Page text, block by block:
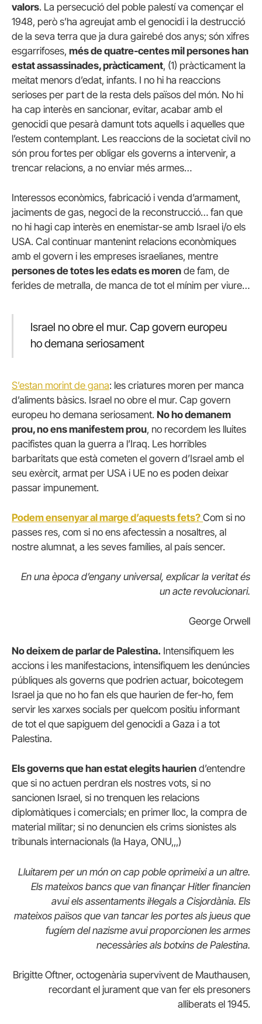
valors. La persecució del poble palestí va començar el
1948, però s’ha agreujat amb el genocidi i la destrucció
de la seva terra que ja dura gairebé dos anys; són xifres
esgarrifoses, més de quatre-centes mil persones han
estat assassinades, pràcticament, (1) pràcticament la
meitat menors d’edat, infants. I no hi ha reaccions
serioses per part de la resta dels països del món. No hi
ha cap interès en sancionar, evitar, acabar amb el
genocidi que pesarà damunt tots aquells i aquelles que
l’estem contemplant. Les reaccions de la societat civil no
són prou fortes per obligar els governs a intervenir, a
trencar relacions, a no enviar més armes…
Interessos econòmics, fabricació i venda d’armament,
jaciments de gas, negoci de la reconstrucció… fan que
no hi hagi cap interès en enemistar-se amb Israel i/o els
USA. Cal continuar mantenint relacions econòmiques
amb el govern i les empreses israelianes, mentre
persones de totes les edats es moren de fam, de
ferides de metralla, de manca de tot el mínim per viure…
Israel no obre el mur. Cap govern europeu
ho demana seriosament
S’estan morint de gana: les criatures moren per manca
d’aliments bàsics. Israel no obre el mur. Cap govern
europeu ho demana seriosament. No ho demanem
prou, no ens manifestem prou, no recordem les lluites
pacifistes quan la guerra a l’Iraq. Les horribles
barbaritats que està cometen el govern d’Israel amb el
seu exèrcit, armat per USA i UE no es poden deixar
passar impunement.
Podem ensenyar al marge d’aquests fets? Com si no
passes res, com si no ens afectessin a nosaltres, al
nostre alumnat, a les seves famílies, al país sencer.
En una època d’engany universal, explicar la veritat és
un acte revolucionari.
George Orwell
No deixem de parlar de Palestina. Intensifiquem les
accions i les manifestacions, intensifiquem les denúncies
públiques als governs que podrien actuar, boicotegem
Israel ja que no ho fan els que haurien de fer-ho, fem
servir les xarxes socials per quelcom positiu informant
de tot el que sapiguem del genocidi a Gaza i a tot
Palestina.
Els governs que han estat elegits haurien d’entendre
que si no actuen perdran els nostres vots, si no
sancionen Israel, si no trenquen les relacions
diplomàtiques i comercials; en primer lloc, la compra de
material militar; si no denuncien els crims sionistes als
tribunals internacionals (la Haya, ONU,,,)
Lluitarem per un món on cap poble oprimeixi a un altre.
Els mateixos bancs que van finançar Hitler financien
avui els assentaments il·legals a Cisjordània. Els
mateixos països que van tancar les portes als jueus que
fugíem del nazisme avui proporcionen les armes
necessàries als botxins de Palestina.
Brigitte Oftner, octogenària supervivent de Mauthausen,
recordant el jurament que van fer els presoners
alliberats el 1945.